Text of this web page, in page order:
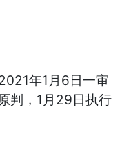
年1月6日一审
判，1月29日执行